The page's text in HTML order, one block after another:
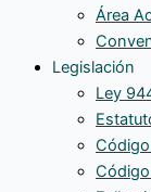
Área
Legislación
Ley